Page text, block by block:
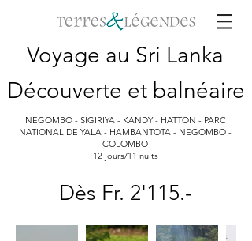
Voyage au Sri Lanka
Découverte et balnéaire
NEGOMBO - SIGIRIYA - KANDY - HATTON - PARC
NATIONAL DE YALA - HAMBANTOTA - NEGOMBO -
COLOMBO
12 jours/11 nuits
Dès Fr. 2'115.-